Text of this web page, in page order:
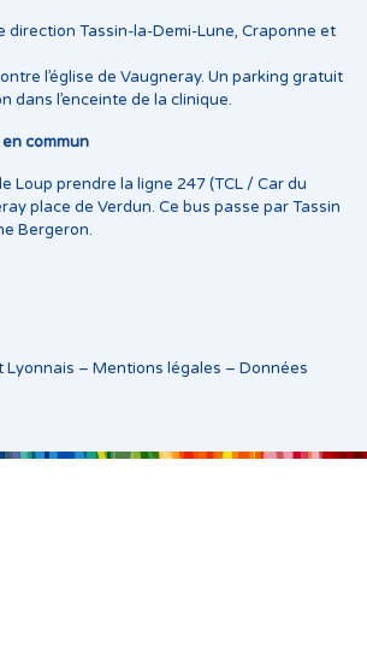
direction Tassin-la-Demi-Lune, Craponne et
l’église de Vaugneray. Un parking gratuit
dans l’enceinte de la clinique.
commun
Loup prendre la ligne 247 (TCL / Car du
place de Verdun. Ce bus passe par Tassin
Bergeron.
Lyonnais – Mentions légales – Données